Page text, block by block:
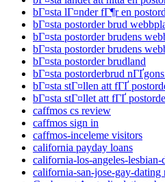
bГ¤sta lГ¤nder fГ¶r en
bГ¤sta postorder brud
bГ¤sta postorder brudens
bГ¤sta postorder brudens
bГ¤sta postorder brudland
bГ¤sta postorderbrud
bГ¤sta stГ¤llen att fГҐ
bГ¤sta stГ¤llet att fГҐ
caffmos cs review
caffmos sign in
caffmos-inceleme visitors
california payday loans
california-los-angeles-
california-san-jose-gay-dating